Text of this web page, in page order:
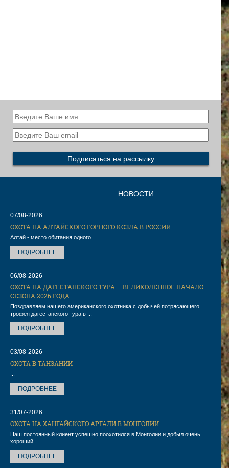
НОВОСТИ
07/08-2026
ОХОТА НА АЛТАЙСКОГО ГОРНОГО КОЗЛА В РОССИИ
Алтай - место обитания одного ...
ПОДРОБНЕЕ
06/08-2026
ОХОТА НА ДАГЕСТАНСКОГО ТУРА — ВЕЛИКОЛЕПНОЕ НАЧАЛО
СЕЗОНА 2026 ГОДА
Поздравляем нашего американского охотника с добычей потрясающего
трофея дагестанского тура в ...
ПОДРОБНЕЕ
03/08-2026
ОХОТА В ТАНЗАНИИ
ПОДРОБНЕЕ
31/07-2026
ОХОТА НА ХАНГАЙСКОГО АРГАЛИ В МОНГОЛИИ
Наш постоянный клиент успешно поохотился в Монголии и добыл очень
хороший ...
ПОДРОБНЕЕ